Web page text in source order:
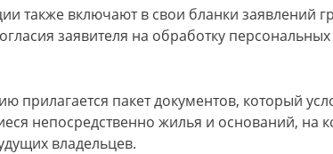
также включают в свои бланки заявлений
заявителя на обработку
прилагается пакет документов, который
непосредственно жилья и оснований, на
владельцев.